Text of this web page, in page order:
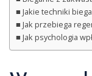
Jakie techniki
Jak przebiega
Jak psychologia